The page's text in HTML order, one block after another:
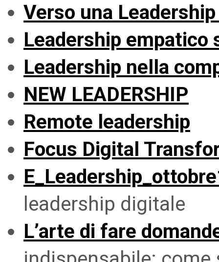
Verso una
Leadership empatico
Leadership nella
NEW LEADERSHIP
Remote leadership
Focus Digital
leadership digitale
L’arte di fare